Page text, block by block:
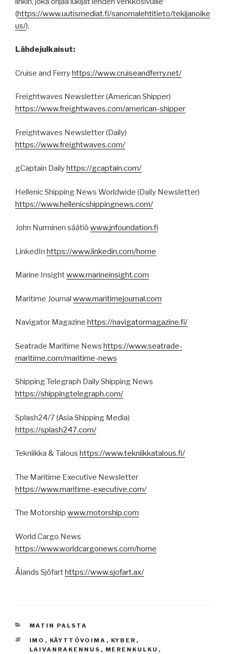
(https://www.uutismediat.fi/sanomalehtitieto/tekijanoike
us/).
Lähdejulkaisut:
Cruise and Ferryhttps://www.cruiseandferry.net/
Freightwaves Newsletter (American Shipper)
https://www.freightwaves.com/american-shipper
Freightwaves Newsletter (Daily)
https://www.freightwaves.com/
gCaptain Dailyhttps://gcaptain.com/
Hellenic Shipping News Worldwide (Daily Newsletter)
https://www.hellenicshippingnews.com/
John Nurminen säätiö www.jnfoundation.fi
LinkedIn https://www.linkedin.com/home
Marine Insightwww.marineinsight.com
Maritime Journal www.maritimejournal.com
Navigator Magazine https://navigatormagazine.fi/
Seatrade Maritime News https://www.seatrade-
maritime.com/maritime-news
Shipping Telegraph Daily Shipping News
https://shippingtelegraph.com/
Splash24/7 (Asia Shipping Media)
https://splash247.com/
Tekniikka & Talous https://www.tekniikkatalous.fi/
The Maritime Executive Newsletter
https://www.maritime-executive.com/
The Motorship www.motorship.com
World Cargo News
https://www.worldcargonews.com/home
Ålands Sjöfarthttps://www.sjofart.ax/
KATEGORIAT
MATIN PALSTA
AVAINSANAT
IMO , KÄYTTÖVOIMA , KYBER ,
LAIVANRAKENNUS , MERENKULKU ,